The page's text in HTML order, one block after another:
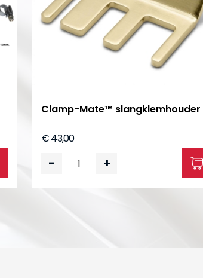
Clamp-Mate™ slangklemhouder
€ 43,00
- +